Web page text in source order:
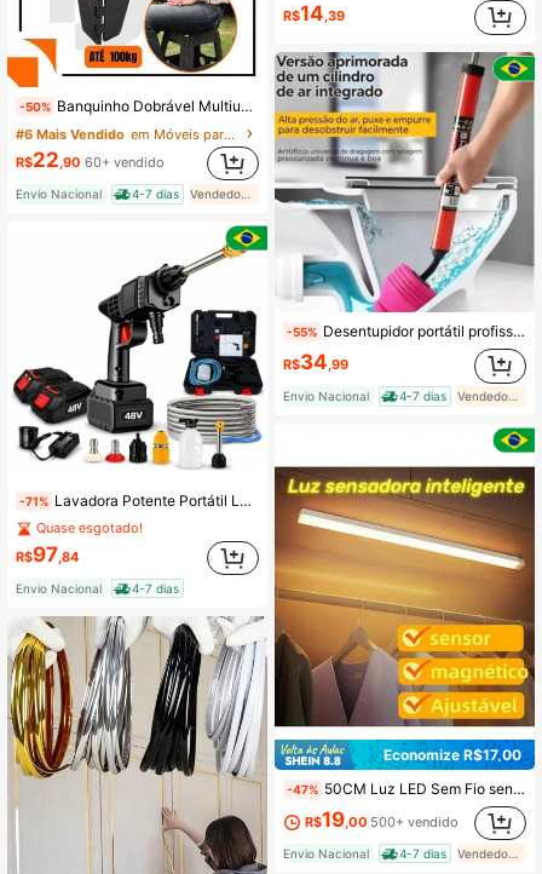
-50% Banquinho Dobrável Multiuso – Plástico Reforçado até 100kg
#6 Mais Vendido
em Móveis para salas de jogos e recreação
R$22,90 60+ vendido
Envio Nacional 4-7 dias
-71% Lavadora Potente Portátil Lava Jato 2 Baterias 48v Maleta
Quase esgotado!
R$97,84
Envio Nacional 4-7 dias
R$14,39
-55% Desentupidor portátil profissional | Bomba de ar de alto desempenho e design resistente
R$34,99
Envio Nacional 4-7 dias
Economize R$17,00
-47% 50CM Luz LED Sem Fio sensor De Inteligente Do Guarda-Roupa Quarto De Conveniência Carregamento USB
R$19,00 500+ vendido
Envio Nacional 4-7 dias